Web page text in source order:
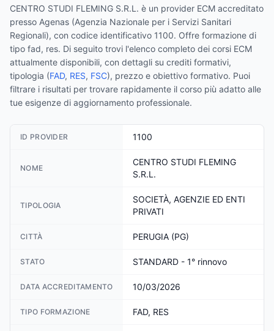
CENTRO STUDI FLEMING S.R.L. è un provider ECM accreditato
presso Agenas (Agenzia Nazionale per i Servizi Sanitari
Regionali), con codice identificativo 1100. Offre formazione di
tipo fad, res. Di seguito trovi l'elenco completo dei corsi ECM
attualmente disponibili, con dettagli su crediti formativi,
tipologia (FAD, RES, FSC), prezzo e obiettivo formativo. Puoi
filtrare i risultati per trovare rapidamente il corso più adatto alle
tue esigenze di aggiornamento professionale.
ID PROVIDER 1100
NOME
CENTRO STUDI FLEMING
S.R.L.
TIPOLOGIA
SOCIETÀ, AGENZIE ED ENTI
PRIVATI
CITTÀ PERUGIA (PG)
STATO STANDARD - 1° rinnovo
DATA ACCREDITAMENTO 10/03/2026
TIPO FORMAZIONE FAD, RES